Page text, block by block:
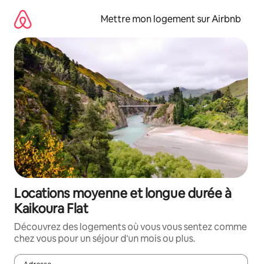
directement
contenu
Mettre mon logement sur Airbnb
Locations moyenne et longue durée à
Kaikoura Flat
Découvrez des logements où vous vous sentez comme
chez vous pour un séjour d'un mois ou plus.